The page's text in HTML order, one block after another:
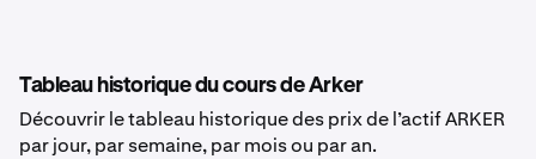
Tableau historique du cours de Arker
Découvrir le tableau historique des prix de l’actif ARKER
par jour, par semaine, par mois ou par an.